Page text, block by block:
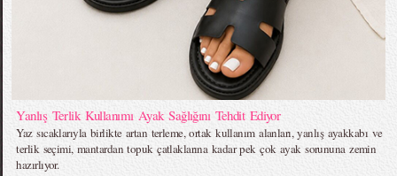
Yanlış Terlik Kullanımı Ayak Sağlığını Tehdit Ediyor
Yaz sıcaklarıyla birlikte artan terleme, ortak kullanım alanları, yanlış ayakkabı ve
terlik seçimi, mantardan topuk çatlaklarına kadar pek çok ayak sorununa zemin
hazırlıyor.